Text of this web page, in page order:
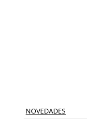
NOVEDADES